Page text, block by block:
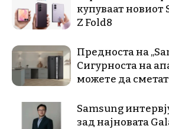
купуваат новиот
Z Fold8
Предноста на
Сигурноста на
можете да
Samsung
зад најновата